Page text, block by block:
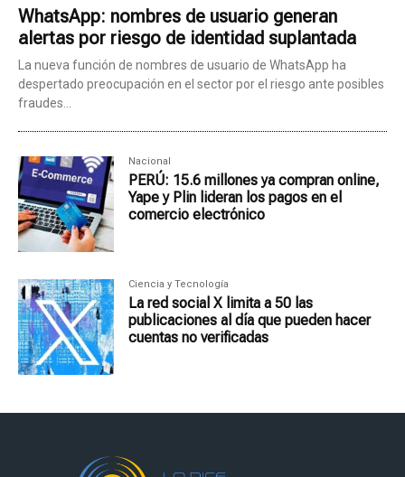
WhatsApp: nombres de usuario generan
alertas por riesgo de identidad suplantada
La nueva función de nombres de usuario de WhatsApp ha
despertado preocupación en el sector por el riesgo ante posibles
fraudes...
Nacional
PERÚ: 15.6 millones ya compran online,
Yape y Plin lideran los pagos en el
comercio electrónico
Ciencia y Tecnología
La red social X limita a 50 las
publicaciones al día que pueden hacer
cuentas no verificadas